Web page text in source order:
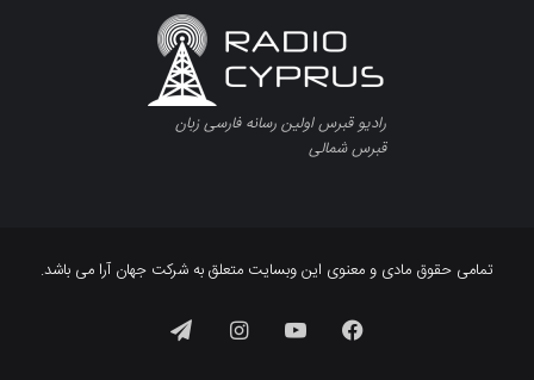
رادیو قبرس اولین رسانه فارسی زبان
قبرس شمالی
تمامی حقوق مادی و معنوی این وبسایت متعلق به شرکت جهان آرا می باشد.
فیسبوک یوتیوب اینستاگرام